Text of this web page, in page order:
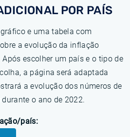
POR PAÍS
e uma tabela com
a evolução da inflação
escolher um país e o tipo de
a página será adaptada
a evolução dos números de
o ano de 2022.
país: